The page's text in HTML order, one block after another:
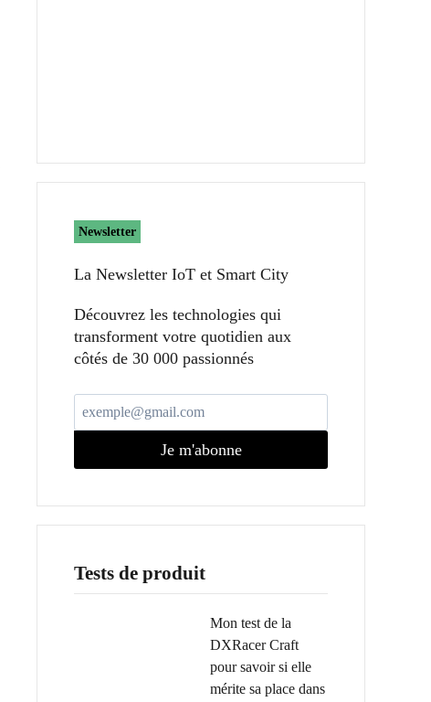
Newsletter
La Newsletter IoT et Smart City​
Découvrez les technologies qui
transforment votre quotidien aux
côtés de 30 000 passionnés
Je m'abonne
Tests de produit
Mon test de la
DXRacer Craft
pour savoir si elle
mérite sa place dans